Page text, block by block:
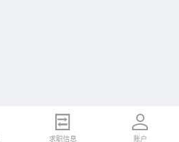
求职信息 账户